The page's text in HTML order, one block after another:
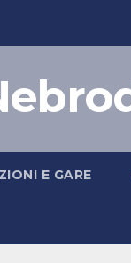
E GARE